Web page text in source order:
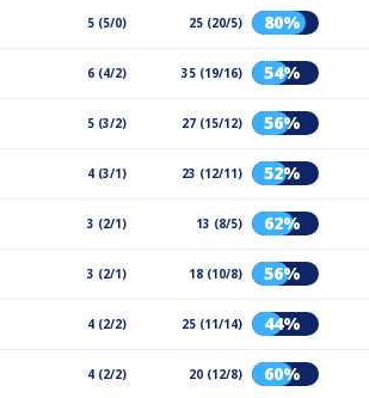
5 (5/0) 25 (20/5) 80%
6 (4/2) 35 (19/16) 54%
5 (3/2) 27 (15/12) 56%
4 (3/1) 23 (12/11) 52%
3 (2/1) 13 (8/5) 62%
3 (2/1) 18 (10/8) 56%
4 (2/2) 25 (11/14) 44%
4 (2/2) 20 (12/8) 60%